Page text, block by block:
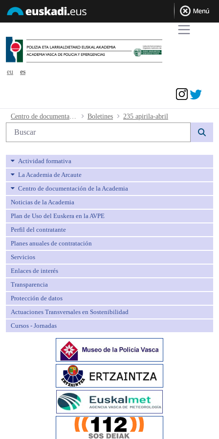
eu
es
235 apirila-abril - avpe
Boletines 235 apirila-abril
Búsqueda web
Actividad formativa
La Academia de Arcaute
Centro de documentación de la Academia
Noticias de la Academia
Plan de Uso del Euskera en la AVPE
Perfil del contratante
Planes anuales de contratación
Servicios
Enlaces de interés
Transparencia
Protección de datos
Actuaciones Transversales en Sostenibilidad
Cursos - Jornadas